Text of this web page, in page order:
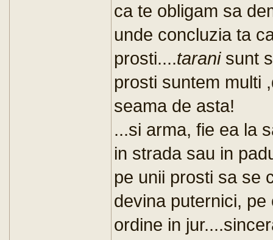
ca te obligam sa
unde concluzia ta
prosti....taranisunt
prosti suntem multi
seama de asta!
...si arma, fie ea la
in strada sau in
pe unii prosti sa se
devina puternici,
ordine in